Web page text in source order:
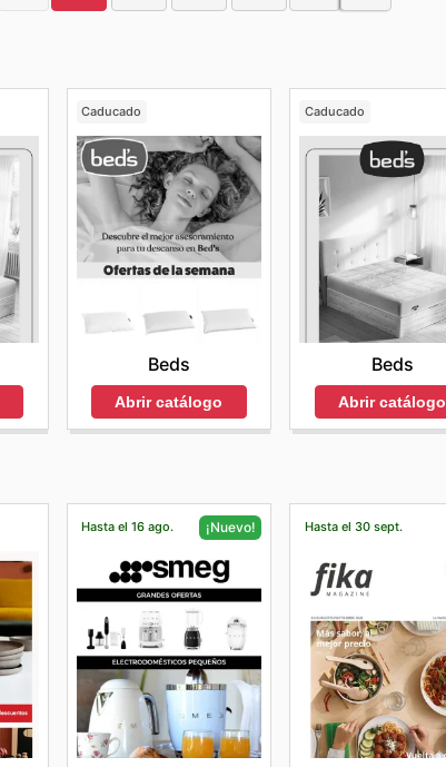
Caducado
Beds
Abrir catálogo
Caducado
Beds
Abrir catálogo
Hasta el 16 ago. ¡Nuevo! Hasta el 30 sept.